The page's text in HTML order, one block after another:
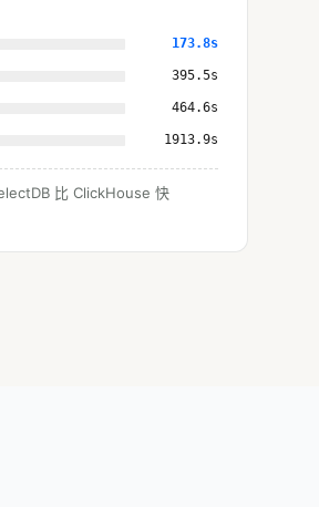
173.8s
395.5s
464.6s
1913.9s
比 ClickHouse 快